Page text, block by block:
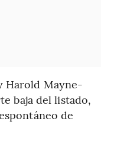
Harold Mayne-
baja del listado,
de